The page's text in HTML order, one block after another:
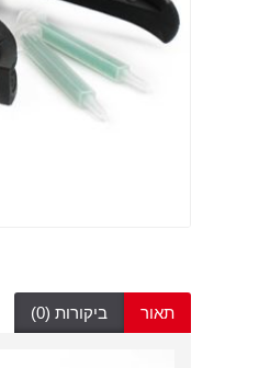
תאור ביקורות (0)